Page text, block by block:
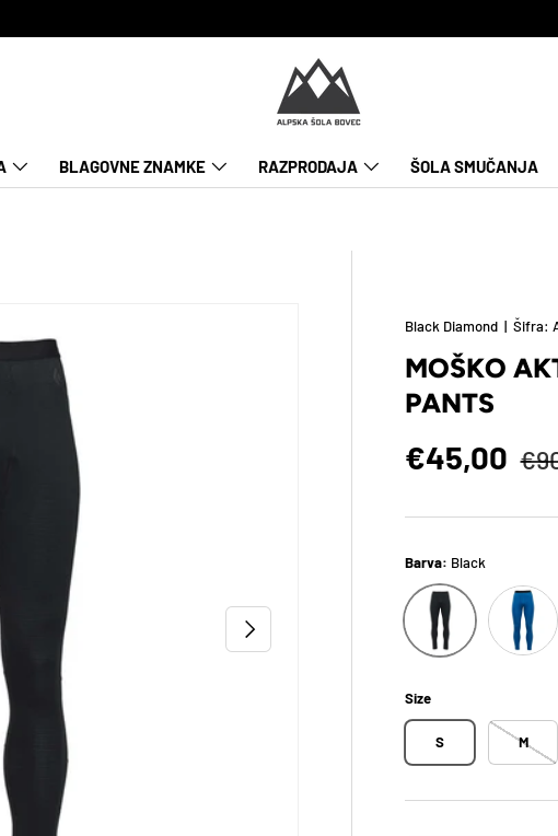
BLAGOVNE ZNAMKE RAZPRODAJA ŠOLA SMUČANJA
NASLEDNJI
Black Diamond |Šifra:
MOŠKO
PANTS
Znižana
€45,00
Barva: Black
Black Kingfisher
Size
S M